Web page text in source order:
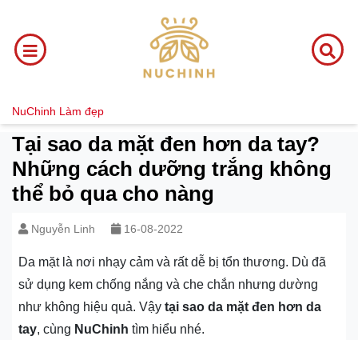
NuChinh Làm đẹp
Tại sao da mặt đen hơn da tay?
Những cách dưỡng trắng không
thể bỏ qua cho nàng
Nguyễn Linh 16-08-2022
Da mặt là nơi nhạy cảm và rất dễ bị tổn thương. Dù đã
sử dụng kem chống nắng và che chắn nhưng dường
như không hiệu quả. Vậy tại sao da mặt đen hơn da
tay, cùng NuChinh tìm hiểu nhé.